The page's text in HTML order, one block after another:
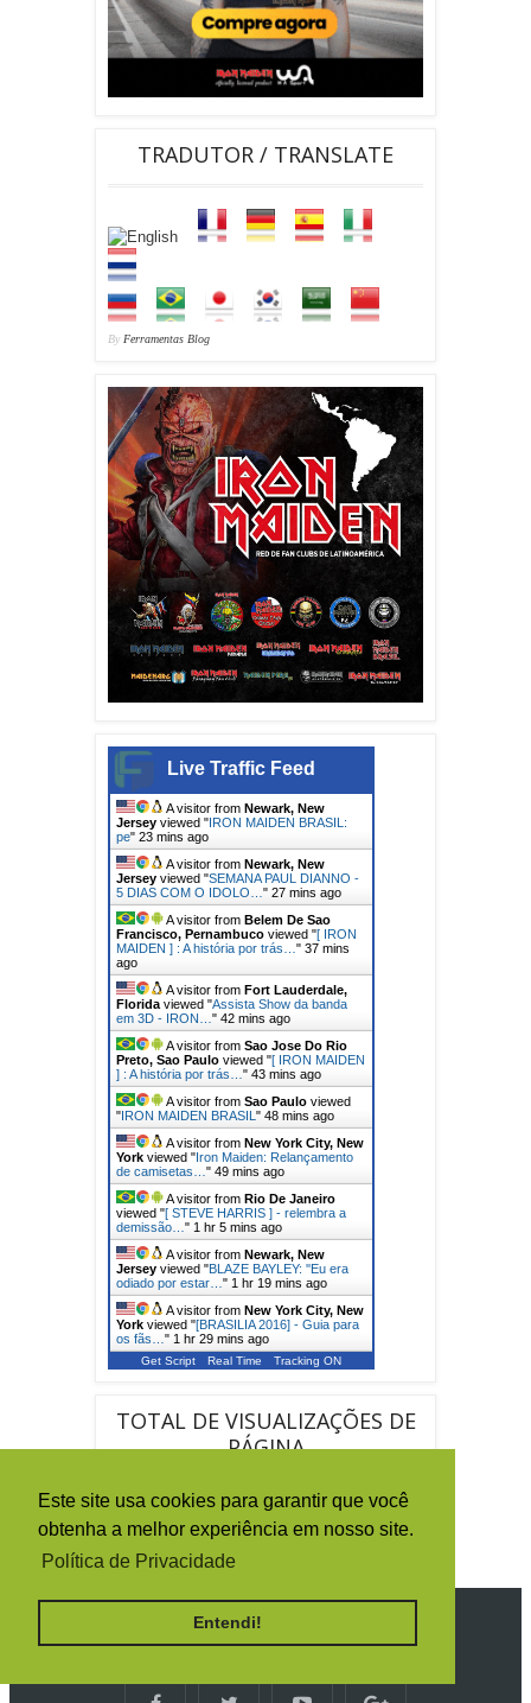
Este site usa cookies para garantir que você
obtenha a melhor experiência em nosso site.
Política de Privacidade
Entendi!
TRADUTOR / TRANSLATE
By Ferramentas Blog
Live Traffic Feed
A visitor from Newark, New
Jersey viewed "IRON MAIDEN BRASIL:
pe" 23 mins ago
A visitor from Newark, New
Jersey viewed "SEMANA PAUL DIANNO -
5 DIAS COM O IDOLO… " 27 mins ago
A visitor from Belem De Sao
Francisco, Pernambuco viewed "[ IRON
MAIDEN ] : A história por trás… " 37 mins
ago
A visitor from Fort Lauderdale,
Florida viewed "Assista Show da banda
em 3D - IRON… " 42 mins ago
A visitor from Sao Jose Do Rio
Preto, Sao Paulo viewed "[ IRON MAIDEN
] : A história por trás… " 43 mins ago
A visitor from Sao Paulo viewed
"IRON MAIDEN BRASIL " 48 mins ago
A visitor from New York City, New
York viewed "Iron Maiden: Relançamento
de camisetas… " 49 mins ago
A visitor from Rio De Janeiro
viewed "[ STEVE HARRIS ] - relembra a
demissão… " 1 hr 5 mins ago
A visitor from Newark, New
Jersey viewed "BLAZE BAYLEY: ''Eu era
odiado por estar… " 1 hr 19 mins ago
A visitor from New York City, New
York viewed "[BRASILIA 2016] - Guia para
os fãs… " 1 hr 29 mins ago
Get Script Real Time Tracking ON
TOTAL DE VISUALIZAÇÕES DE
PÁGINA
1 5 0 2 0 3
9
1
SIGA O IRON MAIDEN BRASIL